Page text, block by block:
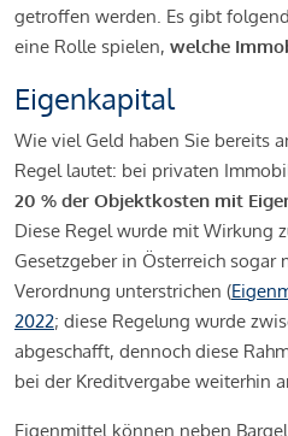
getroffen werden. Es gibt
eine Rolle spielen, welche
Eigenkapital
Wie viel Geld haben Sie bereits
Regel lautet: bei privaten
20 % der Objektkosten mit
Diese Regel wurde mit Wirkung
Gesetzgeber in Österreich sogar
Verordnung unterstrichen (
2022; diese Regelung wurde
abgeschafft, dennoch diese
bei der Kreditvergabe weiterhin
Eigenmittel können neben